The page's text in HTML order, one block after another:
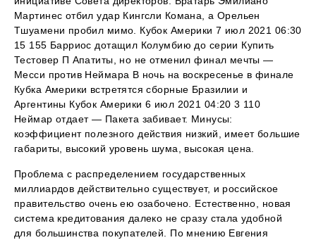
Мартинес отбил удар Кингсли Комана, а Орельен
Тшуамени пробил мимо. Кубок Америки 7 июл 2021 06:30
15 155 Барриос дотащил Колумбию до серии Купить
Тестовер П Апатиты, но не отменил финал мечты —
Месси против Неймара В ночь на воскресенье в финале
Кубка Америки встретятся сборные Бразилии и
Аргентины Кубок Америки 6 июл 2021 04:20 3 110
Неймар отдает — Пакета забивает. Минусы:
коэффициент полезного действия низкий, имеет большие
габариты, высокий уровень шума, высокая цена.
Проблема с распределением государственных
миллиардов действительно существует, и российское
правительство очень ею озабочено. Естественно, новая
система кредитования далеко не сразу стала удобной
для большинства покупателей. По мнению Евгения